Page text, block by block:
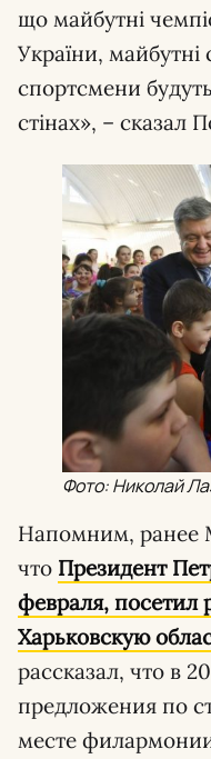
що майбутні
України, майбутні
спортсмени
стінах», – сказал
Фото: Николай
Напомним, ранее
что Президент
февраля, посетил
Харьковскую
рассказал, что в
предложения по
месте